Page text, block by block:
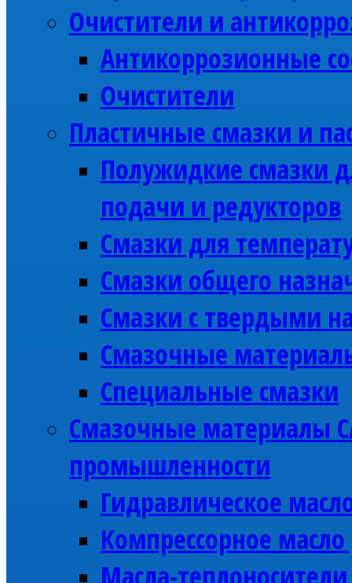
Очистители и
Антикоррозионные
Очистители
Пластичные смазки и
Полужидкие смазки
подачи и редукторов
Смазки для
Смазки общего
Смазки с твердыми
Смазочные
Специальные смазки
Смазочные материалы
промышленности
Гидравлическое
Компрессорное
Масла-